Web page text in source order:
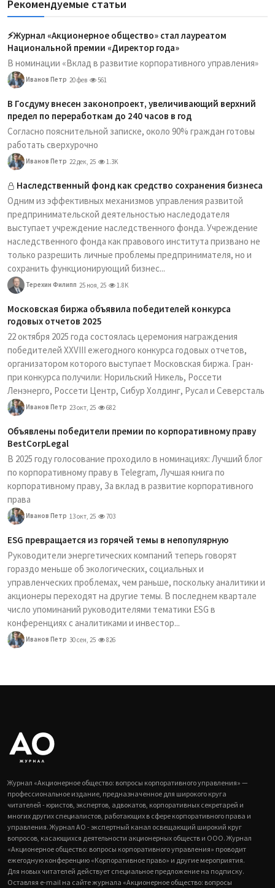
Рекомендуемые статьи
⚡️Журнал «Акционерное общество» стал лауреатом
Национальной премии «Директор года»
В номинации «Вклад в развитие корпоративного управления»
Иванов Петр 20 фев 561
В Госдуму внесен законопроект, увеличивающий верхний
предел по переработкам до 240 часов в год
Согласно пояснительной записке, около 90% граждан готовы
работать сверхурочно
Иванов Петр 22 дек, 25 1.3K
Наследственный фонд как средство сохранения бизнеса
Одним из эффективных механизмов управления развитой
предпринимательской деятельностью наследодателя
выступает учреждение наследственного фонда. Учреждение
наследственного фонда как правового института призвано не
только разрешить личные проблемы предпринимателя, но и
сохранить функционирующий бизнес...
Терехин Филипп 25 ноя, 25 1.8K
Московская биржа объявила победителей конкурса
годовых отчетов 2025
22 октября 2025 года состоялась церемония награждения
победителей XXVIII ежегодного конкурса годовых отчетов,
организатором которого выступает Московская биржа. Гран-
при конкурса получили: Норильский Никель, Россети
Ленэнерго, Россети Центр, Сибур Холдинг, Русал и Северсталь
Иванов Петр 23 окт, 25 682
Объявлены победители премии по корпоративному праву
BestCorpLegal
В 2025 году голосование проходило в номинациях: Лучший блог
по корпоративному праву в Telegram, Лучшая книга по
корпоративному праву, За вклад в развитие корпоративного
права
Иванов Петр 13 окт, 25 703
ESG превращается из горячей темы в непопулярную
Руководители энергетических компаний теперь говорят
гораздо меньше об экологических, социальных и
управленческих проблемах, чем раньше, поскольку аналитики и
акционеры переходят на другие темы. В последнем квартале
число упоминаний руководителями тематики ESG в
конференциях с аналитиками и инвестор...
Иванов Петр 30 сен, 25 826
Журнал «Акционерное общество: вопросы корпоративного управления» —
профессиональное издание, предназначенное для широкого круга
читателей - юристов, экспертов, адвокатов, корпоративных секретарей и
многих других специалистов, работающих в сфере корпоративного права и
управления. Журнал АО - экспертный канал освещающий широкий круг
вопросов, касающихся деятельности акционерных обществ и ООО. Журнал
«Акционерное общество: вопросы корпоративного управления» проводит
ежегодную конференцию «Корпоративное право» и другие мероприятия.
Для новых читателей действует специальное предложение на подписку.
Оставляя e-mail на сайте журнала «Акционерное общество: вопросы